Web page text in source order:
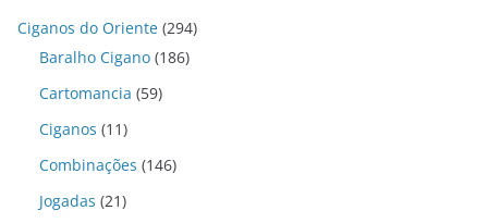
Ciganos do Oriente (294)
Baralho Cigano (186)
Cartomancia (59)
Ciganos (11)
Combinações (146)
Jogadas (21)